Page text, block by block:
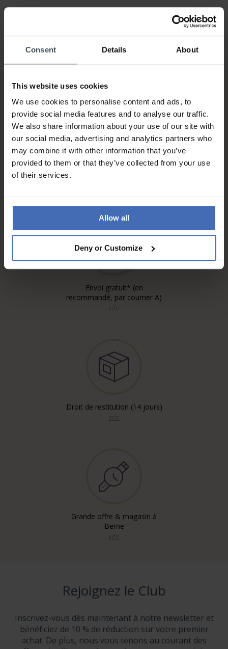
Consent Details About
This website uses cookies
We use cookies to personalise content and ads, to
provide social media features and to analyse our traffic.
We also share information about your use of our site with
our social media, advertising and analytics partners who
may combine it with other information that you’ve
provided to them or that they’ve collected from your use
of their services.
Allow all
Deny or Customize
Sur facture et paiement
échelonné (jusqu’à CHF
Envoi gratuit* (en
recommandé, par courrier A)
Droit de restitution (14 jours)
Grande offre & magasin à
Berne
Rejoignez le Club
Inscrivez-vous dès maintenant à notre newsletter et
bénéficiez de 10 % de réduction sur votre premier
achat. De plus, nous vous tenons au courant des